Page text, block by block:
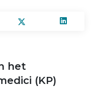
het
(KP)